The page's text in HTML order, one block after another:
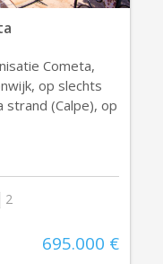
Cometa,
op slechts
strand (Calpe), op
2
695.000 €